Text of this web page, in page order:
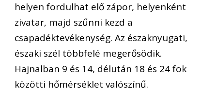
helyen fordulhat elő zápor, helyenként
zivatar, majd szűnni kezd a
csapadéktevékenység. Az északnyugati,
északi szél többfelé megerősödik.
Hajnalban 9 és 14, délután 18 és 24 fok
közötti hőmérséklet valószínű.